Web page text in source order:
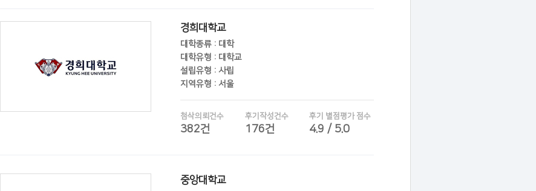
경희대학교
대학종류 : 대학
대학유형 : 대학교
설립유형 : 사립
지역유형 : 서울
첨삭의뢰건수
382건
후기작성건수
176건
후기 별점평가 점수
4.9 / 5.0
중앙대학교